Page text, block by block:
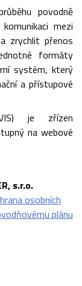
povodně
mezi
zrychlit přenos
formáty
systém, který
a přístupové
je zřízen
na webové
s.r.o.
osobních
plánu